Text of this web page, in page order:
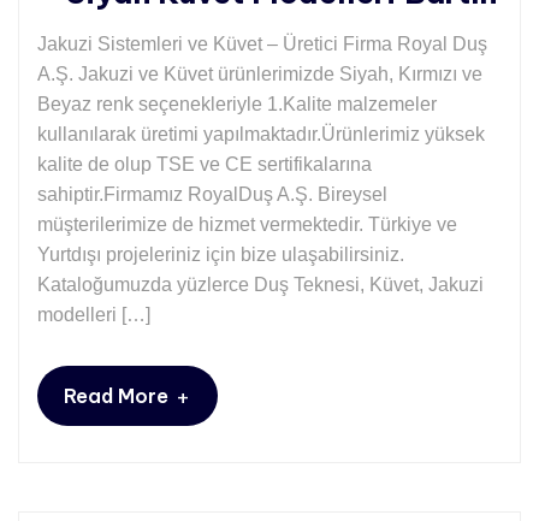
Jakuzi Sistemleri ve Küvet – Üretici Firma Royal Duş
A.Ş. Jakuzi ve Küvet ürünlerimizde Siyah, Kırmızı ve
Beyaz renk seçenekleriyle 1.Kalite malzemeler
kullanılarak üretimi yapılmaktadır.Ürünlerimiz yüksek
kalite de olup TSE ve CE sertifikalarına
sahiptir.Firmamız RoyalDuş A.Ş. Bireysel
müşterilerimize de hizmet vermektedir. Türkiye ve
Yurtdışı projeleriniz için bize ulaşabilirsiniz.
Kataloğumuzda yüzlerce Duş Teknesi, Küvet, Jakuzi
modelleri […]
Read More +